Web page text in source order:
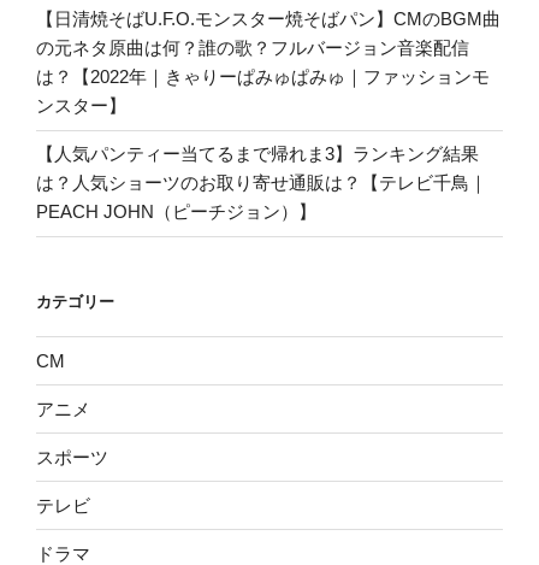
【日清焼そばU.F.O.モンスター焼そばパン】CMのBGM曲
の元ネタ原曲は何？誰の歌？フルバージョン音楽配信
は？【2022年｜きゃりーぱみゅぱみゅ｜ファッションモ
ンスター】
【人気パンティー当てるまで帰れま3】ランキング結果
は？人気ショーツのお取り寄せ通販は？【テレビ千鳥｜
PEACH JOHN（ピーチジョン）】
カテゴリー
CM
アニメ
スポーツ
テレビ
ドラマ